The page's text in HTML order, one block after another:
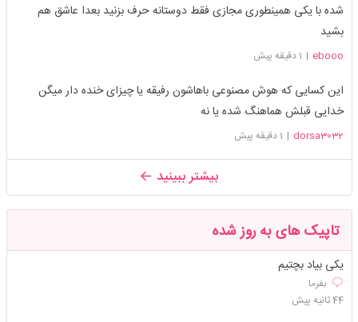
شده با یکی همینطوری مجازی فقط دوستانه حرف بزنید بعدا عاشق هم
بشید
ebooo
| 1 دقیقه پیش
این کسایی که هوش مصنوعی باهاشون رفیقه یا چیزای خنده دار میگن
خدایی قبلش هماهنگ شده یا نه
dorsa3032
| 1 دقیقه پیش
بیشتر ببینید
تاپیک های به روز شده
یکی بیاد بچتیم
بفرما
44 ثانیه پیش